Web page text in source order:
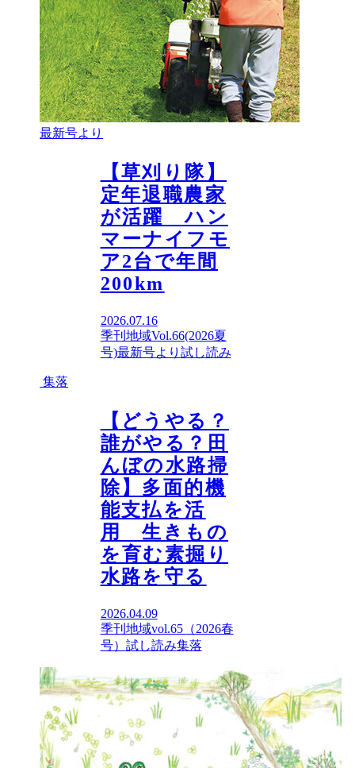
最新号より
【草刈り隊】
定年退職農家
が活躍 ハン
マーナイフモ
ア2台で年間
200km
2026.07.16
季刊地域Vol.66(2026夏
号)最新号より 試し読み
集落
【どうやる？
誰がやる？田
んぼの水路掃
除】多面的機
能支払を活
用 生きもの
を育む素掘り
水路を守る
2026.04.09
季刊地域vol.65（2026春
号） 試し読み集落